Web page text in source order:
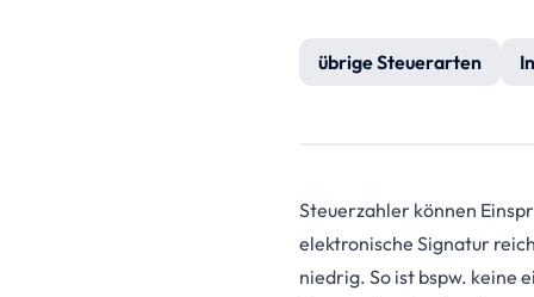
übrige Steuerarten
Steuerzahler können
elektronische Signatur
niedrig. So ist bspw. keine